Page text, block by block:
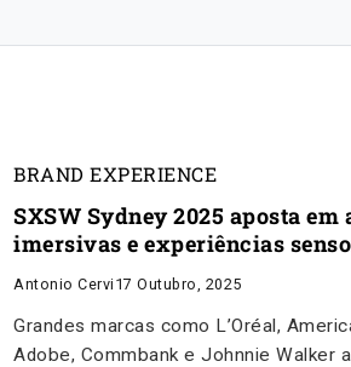
BRAND EXPERIENCE
SXSW Sydney 2025 aposta em
imersivas e experiências
Antonio Cervi 17 Outubro, 2025
Grandes marcas como L’Oréal,
Adobe, Commbank e Johnnie Walker